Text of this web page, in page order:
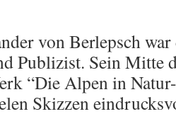
von Berlepsch
Publizist. Sein Mitte
“Die Alpen in
Skizzen